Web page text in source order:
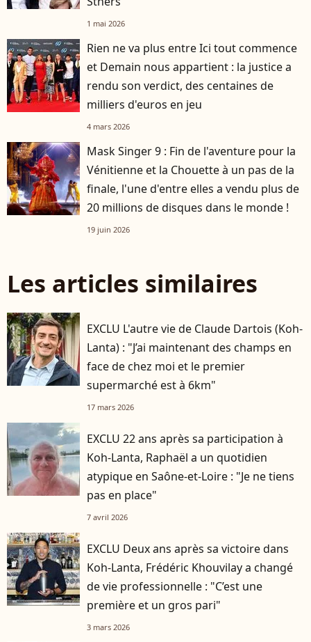
1 mai 2026
Rien ne va plus entre Ici tout commence
et Demain nous appartient : la justice a
rendu son verdict, des centaines de
milliers d'euros en jeu
4 mars 2026
Mask Singer 9 : Fin de l'aventure pour la
Vénitienne et la Chouette à un pas de la
finale, l'une d'entre elles a vendu plus de
20 millions de disques dans le monde !
19 juin 2026
Les articles similaires
EXCLU L'autre vie de Claude Dartois (Koh-
Lanta) : "J’ai maintenant des champs en
face de chez moi et le premier
supermarché est à 6km"
17 mars 2026
EXCLU 22 ans après sa participation à
Koh-Lanta, Raphaël a un quotidien
atypique en Saône-et-Loire : "Je ne tiens
pas en place"
7 avril 2026
EXCLU Deux ans après sa victoire dans
Koh-Lanta, Frédéric Khouvilay a changé
de vie professionnelle : "C’est une
première et un gros pari"
3 mars 2026